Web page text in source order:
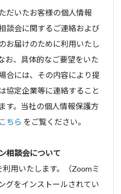
だいたお客様の個人情報
談会に関するご連絡および
お届けのために利用いたし
お、具体的なご要望をいた
合には、その内容により提
協定企業等に連絡すること
す。当社の個人情報保護方
こちら をご覧ください。
相談会について
用いたします。（Zoomミ
グをインストールされてい